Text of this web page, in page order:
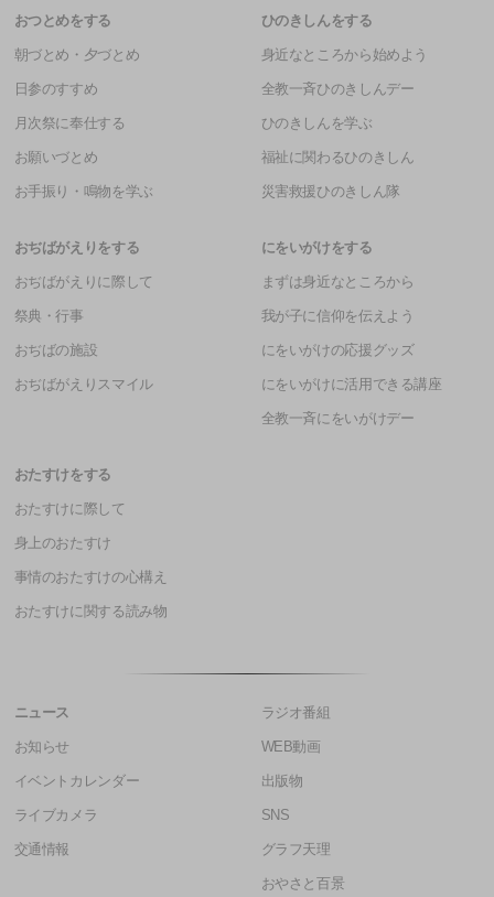
おつとめをする
朝づとめ・夕づとめ
日参のすすめ
月次祭に奉仕する
お願いづとめ
お手振り・鳴物を学ぶ
ひのきしんをする
身近なところから始めよう
全教一斉ひのきしんデー
ひのきしんを学ぶ
福祉に関わるひのきしん
災害救援ひのきしん隊
おぢばがえりをする
おぢばがえりに際して
祭典・行事
おぢばの施設
おぢばがえりスマイル
にをいがけをする
まずは身近なところから
我が子に信仰を伝えよう
にをいがけの応援グッズ
にをいがけに活用できる講座
全教一斉にをいがけデー
おたすけをする
おたすけに際して
身上のおたすけ
事情のおたすけの心構え
おたすけに関する読み物
ニュース
お知らせ
イベントカレンダー
ライブカメラ
交通情報
ラジオ番組
WEB動画
出版物
SNS
グラフ天理
おやさと百景